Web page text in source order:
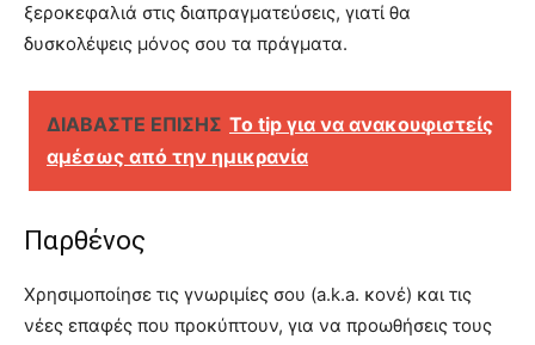
ξεροκεφαλιά στις διαπραγματεύσεις, γιατί θα
δυσκολέψεις μόνος σου τα πράγματα.
ΔΙΑΒΑΣΤΕ ΕΠΙΣΗΣ Το tip για να ανακουφιστείς
αμέσως από την ημικρανία
Παρθένος
Χρησιμοποίησε τις γνωριμίες σου (a.k.a. κονέ) και τις
νέες επαφές που προκύπτουν, για να προωθήσεις τους